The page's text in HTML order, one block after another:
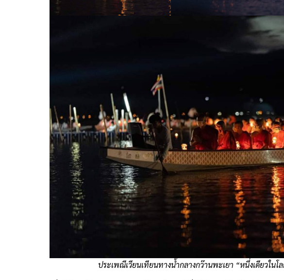
ประเพณีเวียนเทียนทางน้ำกลางกว๊านพะเยา “หนึ่งเดียวใน